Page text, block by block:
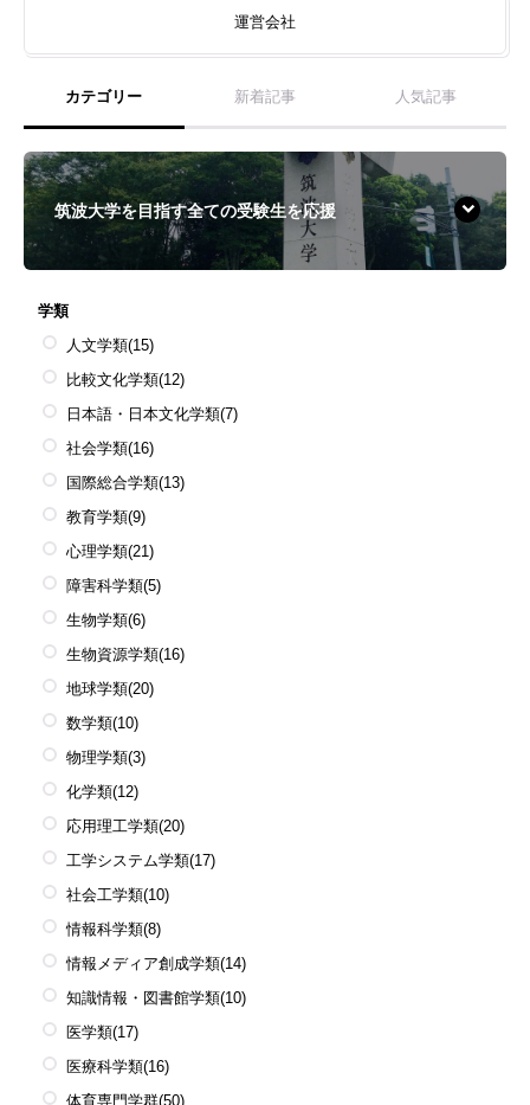
運営会社
カテゴリー 新着記事 人気記事
筑波大学を目指す全ての受験生を応援
学類
人文学類(15)
比較文化学類(12)
日本語・日本文化学類(7)
社会学類(16)
国際総合学類(13)
教育学類(9)
心理学類(21)
障害科学類(5)
生物学類(6)
生物資源学類(16)
地球学類(20)
数学類(10)
物理学類(3)
化学類(12)
応用理工学類(20)
工学システム学類(17)
社会工学類(10)
情報科学類(8)
情報メディア創成学類(14)
知識情報・図書館学類(10)
医学類(17)
医療科学類(16)
体育専門学群(50)